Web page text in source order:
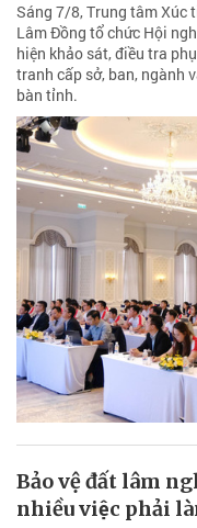
Sáng 7/8, Trung tâm Xúc
Lâm Đồng tổ chức Hội
hiện khảo sát, điều tra
tranh cấp sở, ban, ngành
bàn tỉnh.
Bảo vệ đất lâm
nhiều việc phải